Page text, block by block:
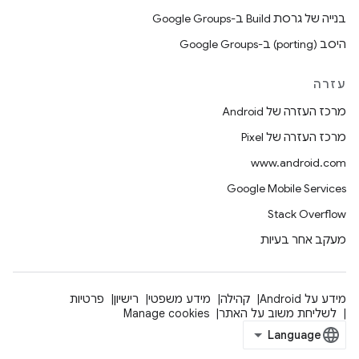
בנייה של גרסת Build ב-Google Groups
היסב (porting) ב-Google Groups
עזרה
מרכז העזרה של Android
מרכז העזרה של Pixel
www.android.com
Google Mobile Services
Stack Overflow
מעקב אחר בעיות
מידע על Android קהילה מידע משפטי רישיון
פרטיות
לשליחת משוב על האתר
Manage cookies